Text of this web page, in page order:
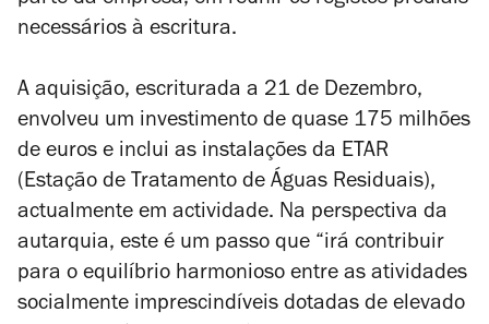
necessários à escritura.
A aquisição, escriturada a 21 de Dezembro,
envolveu um investimento de quase 175 milhões
de euros e inclui as instalações da ETAR
(Estação de Tratamento de Águas Residuais),
actualmente em actividade. Na perspectiva da
autarquia, este é um passo que “irá contribuir
para o equilíbrio harmonioso entre as atividades
socialmente imprescindíveis dotadas de elevado